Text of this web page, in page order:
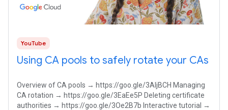
YouTube
Using CA pools to safely rotate your CAs
Overview of CA pools → https://goo.gle/3AljBCH Managing
CA rotation → https://goo.gle/3EaEe5P Deleting certificate
authorities → https://goo.gle/3Oe2B7b Interactive tutorial →